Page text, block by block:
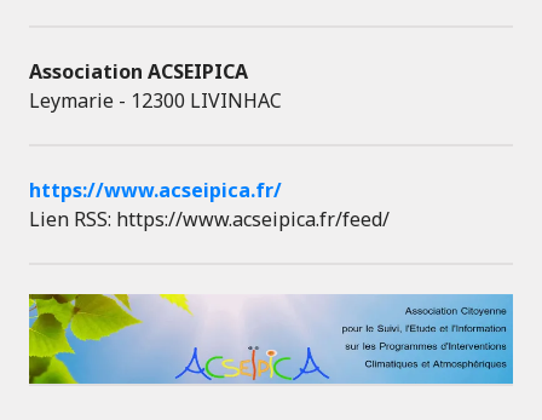
Association ACSEIPICA
Leymarie - 12300 LIVINHAC
https://www.acseipica.fr/
Lien RSS: https://www.acseipica.fr/feed/